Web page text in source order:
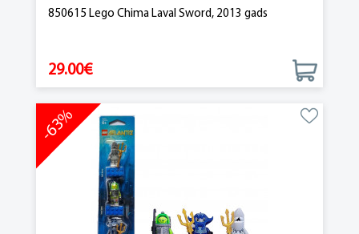
850615 Lego Chima Laval Sword, 2013 gads
29.00€
-63%